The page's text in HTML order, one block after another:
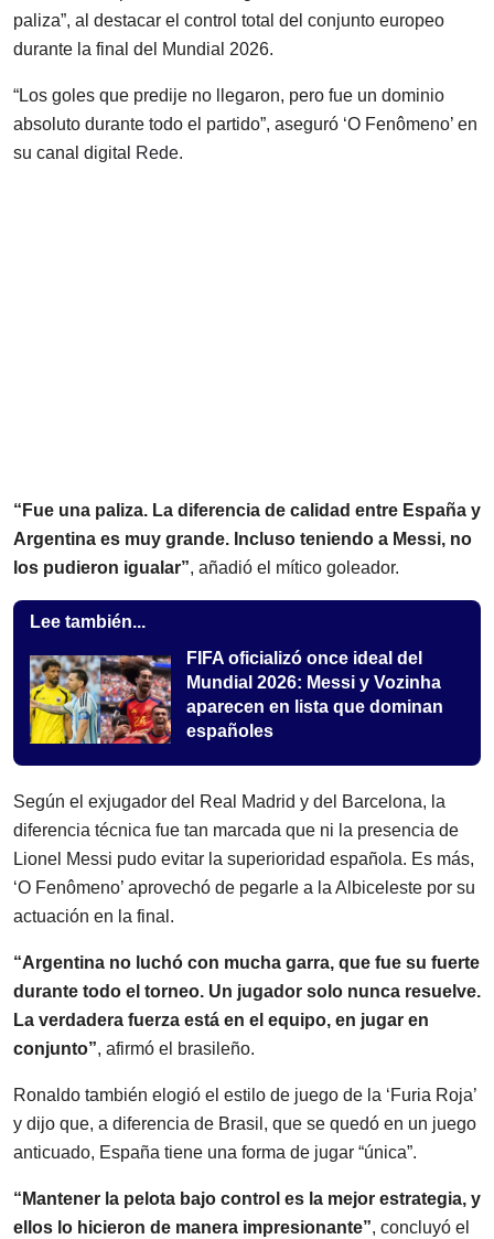
paliza”, al destacar el control total del conjunto europeo
durante la final del Mundial 2026.
“Los goles que predije no llegaron, pero fue un dominio
absoluto durante todo el partido”, aseguró ‘O Fenômeno’ en
su canal digital
Rede.
“Fue una paliza. La diferencia de calidad entre España y
Argentina es muy grande. Incluso teniendo a Messi, no
los pudieron igualar”, añadió el mítico goleador.
Lee también...
FIFA oficializó once ideal del
Mundial 2026: Messi y Vozinha
aparecen en lista que dominan
españoles
Según el exjugador del Real Madrid y del Barcelona, la
diferencia técnica fue tan marcada que ni la presencia de
Lionel Messi pudo evitar la superioridad española. Es más,
‘O Fenômeno’ aprovechó de pegarle a la Albiceleste por su
actuación en la final.
“Argentina no luchó con mucha garra, que fue su fuerte
durante todo el torneo. Un jugador solo nunca resuelve.
La verdadera fuerza está en el equipo, en jugar en
conjunto”, afirmó el brasileño.
Ronaldo también elogió el estilo de juego de la ‘Furia Roja’
y dijo que, a diferencia de Brasil, que se quedó en un juego
anticuado, España tiene una forma de jugar “única”.
“Mantener la pelota bajo control es la mejor estrategia, y
ellos lo hicieron de manera impresionante”, concluyó el